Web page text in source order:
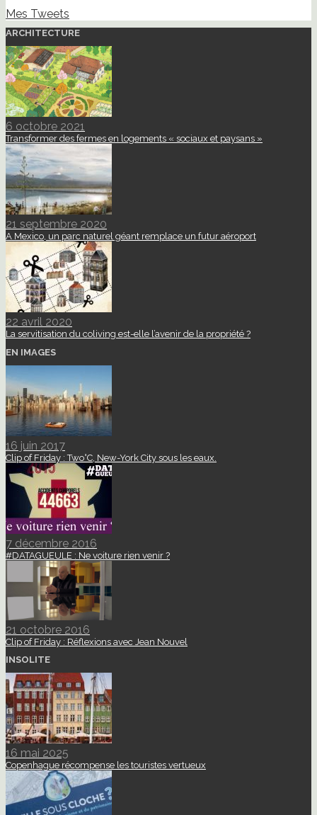
Mes Tweets
ARCHITECTURE
6 octobre 2021
Transformer des fermes en logements « sociaux et paysans »
21 septembre 2020
A Mexico, un parc naturel géant remplace un futur aéroport
22 avril 2020
La servitisation du coliving est-elle l’avenir de la propriété ?
EN IMAGES
16 juin 2017
Clip of Friday : Two°C, New-York City sous les eaux.
7 décembre 2016
#DATAGUEULE : Ne voiture rien venir ?
21 octobre 2016
Clip of Friday : Réflexions avec Jean Nouvel
INSOLITE
16 mai 2025
Copenhague récompense les touristes vertueux